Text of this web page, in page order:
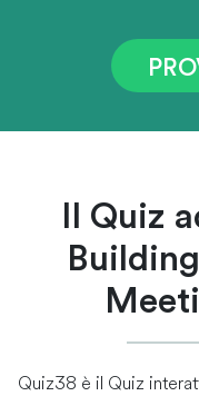
Il Quiz
Quiz38 è il Quiz